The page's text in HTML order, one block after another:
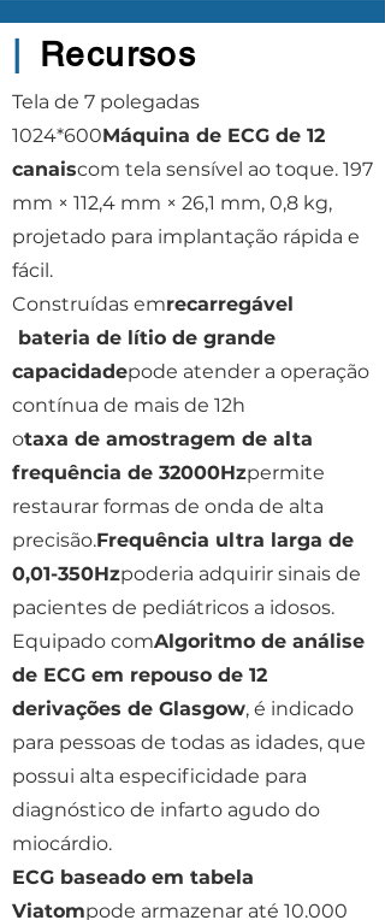
Recursos
Tela de 7 polegadas
1024*600Máquina de ECG de 12
canaiscom tela sensível ao toque. 197
mm × 112,4 mm × 26,1 mm, 0,8 kg,
projetado para implantação rápida e
fácil.
Construídas emrecarregável
bateria de lítio de grande
capacidadepode atender a operação
contínua de mais de 12h
otaxa de amostragem de alta
frequência de 32000Hzpermite
restaurar formas de onda de alta
precisão.Frequência ultra larga de
0,01-350Hzpoderia adquirir sinais de
pacientes de pediátricos a idosos.
Equipado comAlgoritmo de análise
de ECG em repouso de 12
derivações de Glasgow, é indicado
para pessoas de todas as idades, que
possui alta especificidade para
diagnóstico de infarto agudo do
miocárdio.
ECG baseado em tabela
Viatompode armazenar até 10.000